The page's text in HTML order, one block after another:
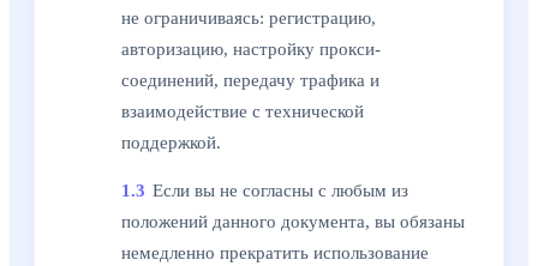
не ограничиваясь: регистрацию,
авторизацию, настройку прокси-
соединений, передачу трафика и
взаимодействие с технической
поддержкой.
1.3 Если вы не согласны с любым из
положений данного документа, вы обязаны
немедленно прекратить использование